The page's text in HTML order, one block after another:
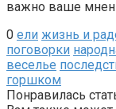
важно ваше
0 ели жизнь и
поговорки
веселье
горшком
Понравилась